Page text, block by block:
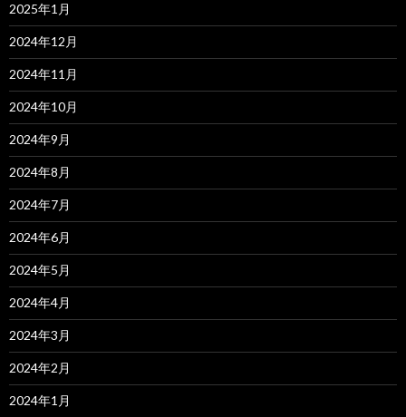
2025年1月
2024年12月
2024年11月
2024年10月
2024年9月
2024年8月
2024年7月
2024年6月
2024年5月
2024年4月
2024年3月
2024年2月
2024年1月